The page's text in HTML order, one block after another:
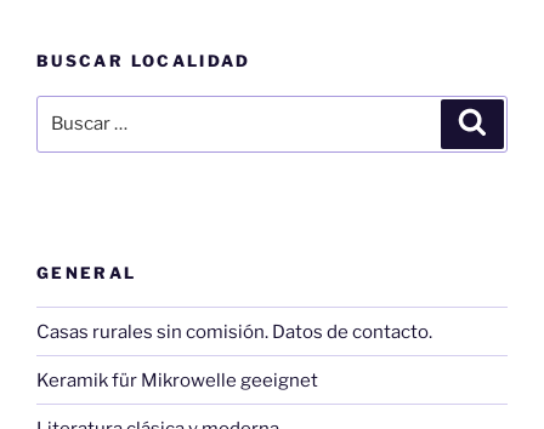
BUSCAR LOCALIDAD
por:
GENERAL
Casas rurales sin comisión. Datos de contacto.
Keramik für Mikrowelle geeignet